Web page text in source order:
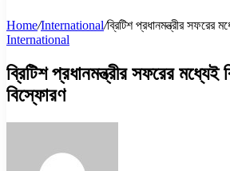
Home/International/ব্রিটিশ প্রধানমন্ত্রীর সফরের
International
ব্রিটিশ প্রধানমন্ত্রীর সফরের মধ্যেই
বিস্ফোরণ